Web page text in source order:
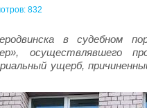
832
в судебном
осуществлявшего
ущерб,